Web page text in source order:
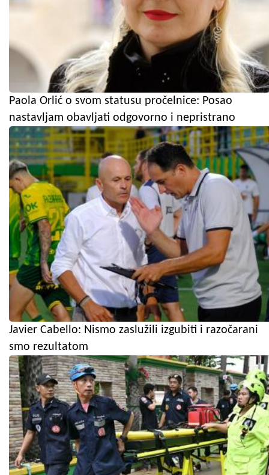
Paola Orlić o svom statusu pročelnice: Posao
nastavljam obavljati odgovorno i nepristrano
Javier Cabello: Nismo zaslužili izgubiti i razočarani
smo rezultatom